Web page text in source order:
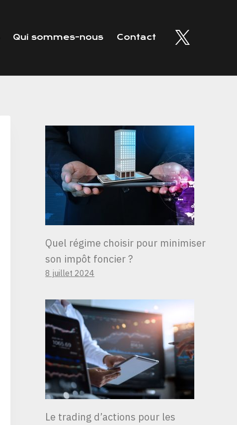
Qui sommes-nous Contact
Quel régime choisir pour minimiser
son impôt foncier ?
8 juillet 2024
Le trading d’actions pour les